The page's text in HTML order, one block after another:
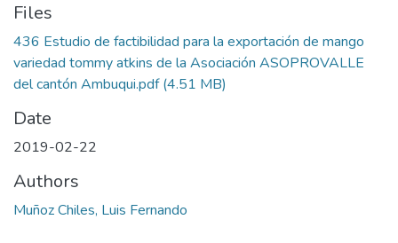
Files
436 Estudio de factibilidad para la exportación de mango
variedad tommy atkins de la Asociación ASOPROVALLE
del cantón Ambuqui.pdf(4.51 MB)
Date
2019-02-22
Authors
Muñoz Chiles, Luis Fernando